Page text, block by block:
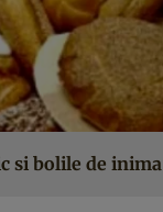
si bolile de inima